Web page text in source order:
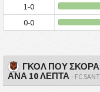
1-0
0-0
ΓΚΟΛ ΠΟΥ
ΑΝΑ 10 ΛΕΠΤΑ - FC